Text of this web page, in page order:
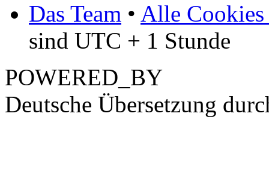
Das Team • Alle Cookies
sind UTC + 1 Stunde
POWERED_BY
Deutsche Übersetzung